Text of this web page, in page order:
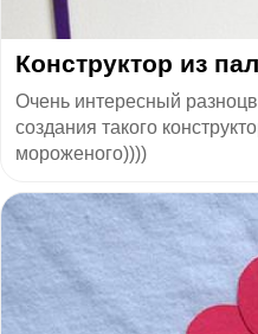
Конструктор из
Очень интересный
создания такого
мороженого))))